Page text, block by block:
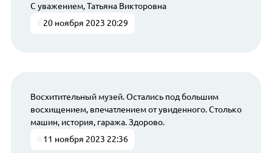
С уважением, Татьяна Викторовна
20 ноября 2023 20:29
Восхитительный музей. Остались под большим
восхищением, впечатлением от увиденного. Столько
машин, история, гаража. Здорово.
11 ноября 2023 22:36